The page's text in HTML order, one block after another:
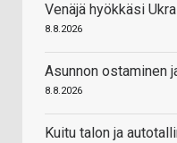
Venäjä hyökkäsi
8.8.2026
Asunnon ostaminen
8.8.2026
Kuitu talon ja